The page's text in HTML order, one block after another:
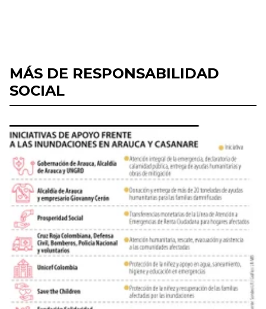
MÁS DE RESPONSABILIDAD
SOCIAL